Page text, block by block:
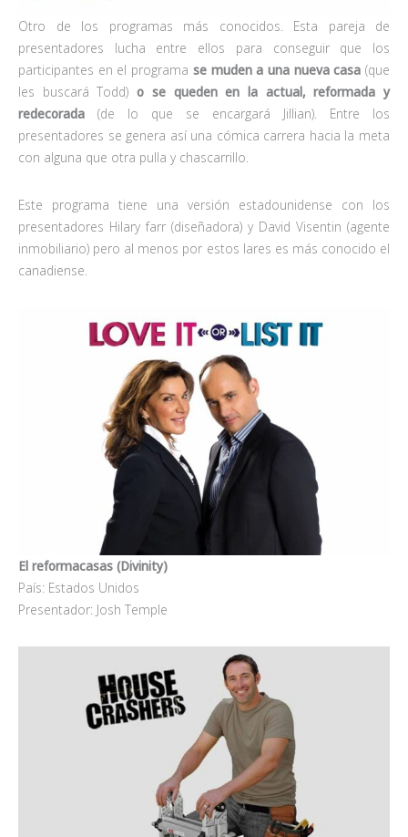
Otro de los programas más conocidos. Esta pareja de
presentadores lucha entre ellos para conseguir que los
participantes en el programa se muden a una nueva casa (que
les buscará Todd)o se queden en la actual, reformada y
redecorada (de lo que se encargará Jillian). Entre los
presentadores se genera así una cómica carrera hacia la meta
con alguna que otra pulla y chascarrillo.
Este programa tiene una versión estadounidense con los
presentadores Hilary farr (diseñadora) y David Visentin (agente
inmobiliario) pero al menos por estos lares es más conocido el
canadiense.
El reformacasas (Divinity)
País: Estados Unidos
Presentador: Josh Temple